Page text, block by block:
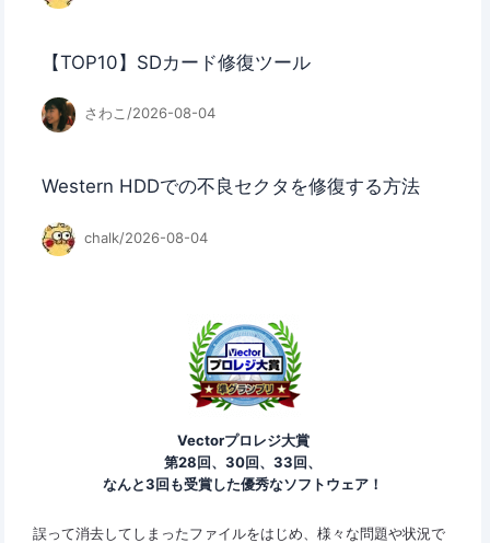
【TOP10】SDカード修復ツール
さわこ/2026-08-04
Western HDDでの不良セクタを修復する方法
chalk/2026-08-04
Vectorプロレジ大賞
第28回、30回、33回、
なんと3回も受賞した優秀なソフトウェア！
誤って消去してしまったファイルをはじめ、様々な問題や状況で